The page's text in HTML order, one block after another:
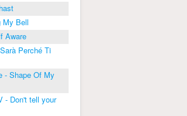
My Bell
Aware
Perché Ti
- Shape Of My
- Don't tell your